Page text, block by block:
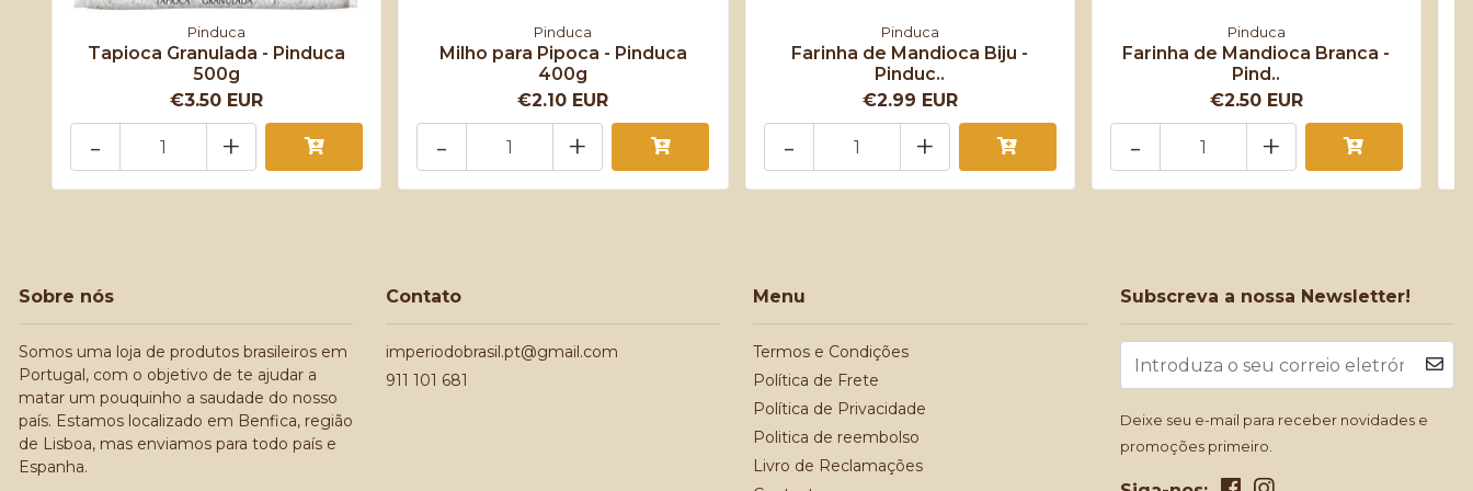
Pinduca
Tapioca Granulada - Pinduca
500g
€3.50 EUR
+
-
Pinduca
Milho para Pipoca - Pinduca
400g
€2.10 EUR
+
-
Pinduca
Farinha de Mandioca Biju -
Pinduc..
€2.99 EUR
+
-
Pinduca
Farinha de Mandioca Branca -
Pind..
€2.50 EUR
+
-
Sobre nós
Somos uma loja de produtos brasileiros em
Portugal, com o objetivo de te ajudar a
matar um pouquinho a saudade do nosso
país. Estamos localizado em Benfica, região
de Lisboa, mas enviamos para todo país e
Espanha.
Contato
imperiodobrasil.pt@gmail.com
911 101 681
Menu
Termos e Condições
Política de Frete
Política de Privacidade
Politica de reembolso
Livro de Reclamações
Subscreva a nossa Newsletter!
Deixe seu e-mail para receber novidades e
promoções primeiro.